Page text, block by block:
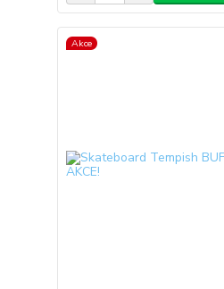
Akce